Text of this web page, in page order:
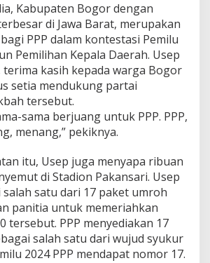
Kabupaten Bogor dengan
di Jawa Barat, merupakan
PPP dalam kontestasi Pemilu
Pemilihan Kepala Daerah. Usep
terima kasih kepada warga Bogor
setia mendukung partai
tersebut.
sama berjuang untuk PPP. PPP,
menang,” pekiknya.
itu, Usep juga menyapa ribuan
di Stadion Pakansari. Usep
satu dari 17 paket umroh
panitia untuk memeriahkan
tersebut. PPP menyediakan 17
salah satu dari wujud syukur
2024 PPP mendapat nomor 17.